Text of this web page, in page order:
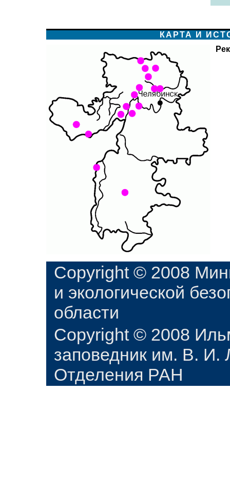
КАРТА И
Copyright © 2008
и экологической
области
Copyright © 2008
заповедник им. В. И.
Отделения РАН